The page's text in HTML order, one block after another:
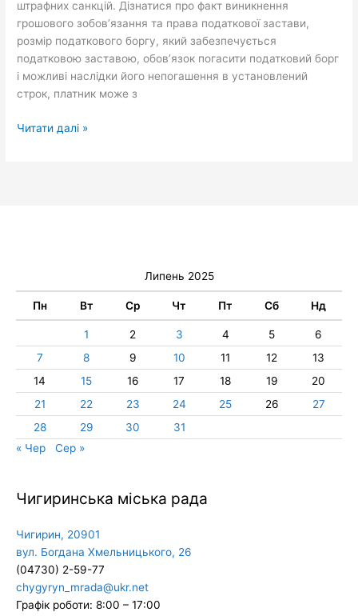
штрафних санкцій. Дізнатися про факт виникнення
грошового зобов’язання та права податкової застави,
розмір податкового боргу, який забезпечується
податковою заставою, обов’язок погасити податковий борг
і можливі наслідки його непогашення в установлений
строк, платник може з
нього
Читати далі »
Липень 2025
Пн Вт Ср Чт Пт Сб Нд
1 2 3 4 5
6
7
8 9 10 11 12
13
14
15 16 17 18 19
20
21
22 23 24 25 26
27
28
29 30
31
« Чер
Сер »
Чигиринська міська рада
Чигирин, 20901
вул. Богдана Хмельницького, 26
(04730) 2-59-77
chygyryn_mrada@ukr.net
Графік роботи: 8:00 – 17:00